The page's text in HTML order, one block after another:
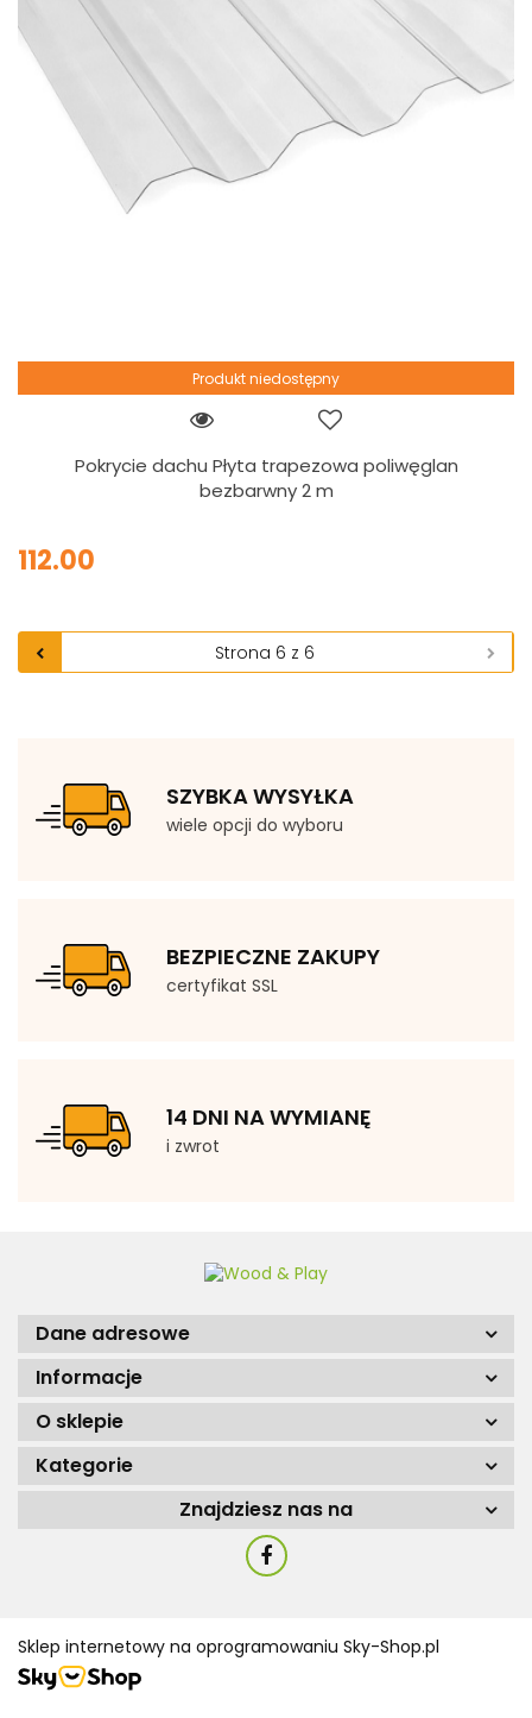
Produkt niedostępny
Pokrycie dachu Płyta trapezowa poliwęglan
bezbarwny 2 m
112.00
SZYBKA WYSYŁKA
wiele opcji do wyboru
BEZPIECZNE ZAKUPY
certyfikat SSL
14 DNI NA WYMIANĘ
i zwrot
Dane adresowe
Informacje
O sklepie
Kategorie
Znajdziesz nas na
Sklep internetowy na oprogramowaniu Sky-Shop.pl